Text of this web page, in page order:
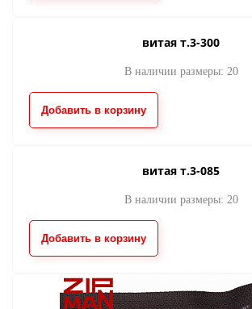
витая т.3-300
В наличии размеры: 20
Добавить в корзину
витая т.3-085
В наличии размеры: 20
Добавить в корзину